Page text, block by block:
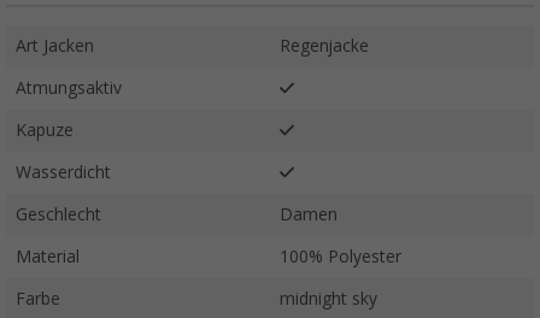
Art Jacken Regenjacke
Atmungsaktiv
Kapuze
Wasserdicht
Geschlecht Damen
Material 100% Polyester
Farbe midnight sky